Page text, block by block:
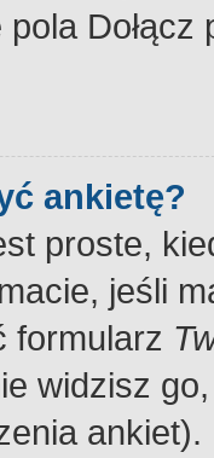
ankietę?
proste,
jeśli
formularz
widzisz